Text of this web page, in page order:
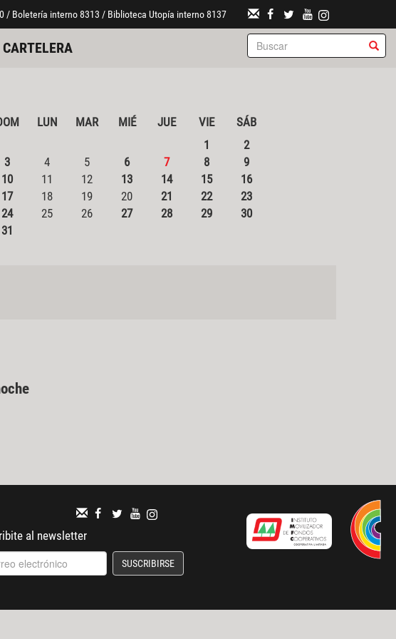
/ Boletería interno 8313 / Biblioteca Utopía interno 8137
CARTELERA
LUN MAR MIÉ JUE VIE
SÁB
1
2
3
4 5 6 7 8
9
10
11 12 13 14 15
16
17
18 19 20 21 22
23
24
25 26 27 28 29
30
31
al newsletter
SUSCRIBIRSE